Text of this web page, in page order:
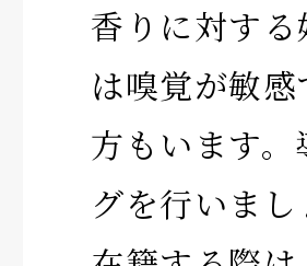
香りに対す
は嗅覚が敏
方もいます
グを行いま